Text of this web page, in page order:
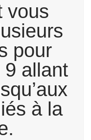
vous
pour
allant
à la